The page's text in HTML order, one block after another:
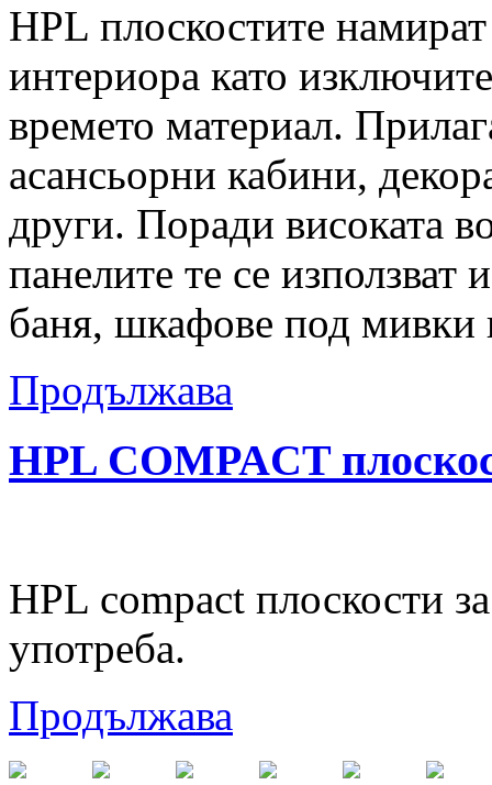
HPL плоскостите
интериора като
времето материал.
асансьорни кабини,
други. Поради високата
панелите те се използват
баня, шкафове под мивки
Продължава
HPL COMPACT
HPL compact плоскости
употреба.
Продължава